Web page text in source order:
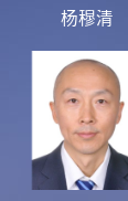
杨穆清